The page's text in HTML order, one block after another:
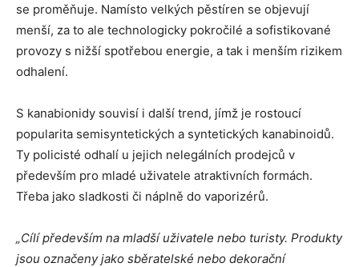
se proměňuje. Namísto velkých pěstíren se objevují
menší, za to ale technologicky pokročilé a sofistikované
provozy s nižší spotřebou energie, a tak i menším rizikem
odhalení.
S kanabionidy souvisí i další trend, jímž je rostoucí
popularita semisyntetických a syntetických kanabinoidů.
Ty policisté odhalí u jejich nelegálních prodejců v
především pro mladé uživatele atraktivních formách.
Třeba jako sladkosti či náplně do vaporizérů.
„Cílí především na mladší uživatele nebo turisty. Produkty
jsou označeny jako sběratelské nebo dekorační